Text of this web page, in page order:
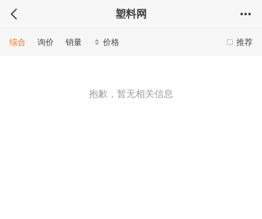
塑料网
推荐
综合 询价 销量 价格
抱歉，暂无相关信息